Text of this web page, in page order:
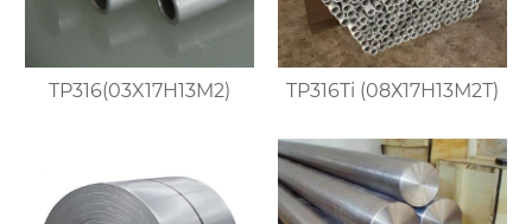
TP316(03X17H13M2) TP316Ti (08Х17Н13М2Т)